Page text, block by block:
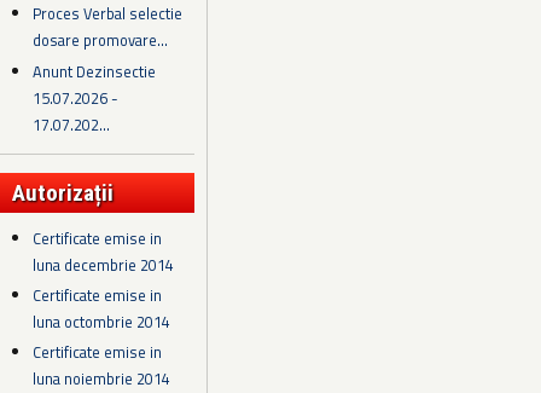
Proces Verbal selectie
dosare promovare...
Anunt Dezinsectie
15.07.2026 -
17.07.202...
Autorizații
Certificate emise in
luna decembrie 2014
Certificate emise in
luna octombrie 2014
Certificate emise in
luna noiembrie 2014